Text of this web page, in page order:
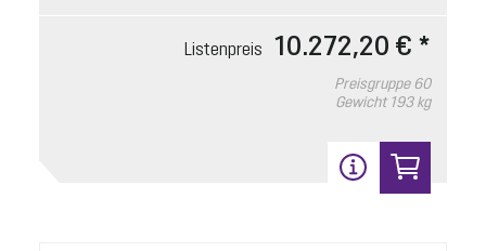
Listenpreis 10.272,20 € *
Preisgruppe 60
Gewicht 193 kg